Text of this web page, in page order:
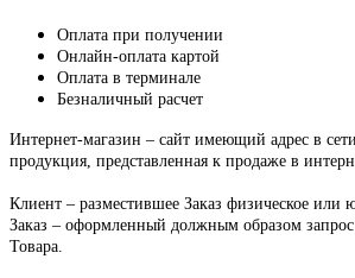
Оплата при получении
Онлайн-оплата картой
Оплата в терминале
Безналичный расчет
Интернет-магазин – сайт имеющий адрес в
продукция, представленная к продаже в
Клиент – разместившее Заказ физическое или
Заказ – оформленный должным образом
Товара.